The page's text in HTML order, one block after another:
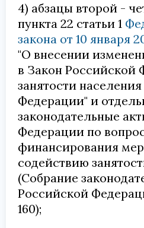
4) абзацы второй -
пункта 22 статьи 1
закона от 10 января
"О внесении
в Закон Российской
занятости
Федерации" и
законодательные
Федерации по
финансирования
содействию
(Собрание
Российской
160);